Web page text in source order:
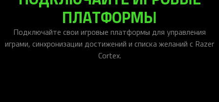
ПЛАТФОРМЫ
Подключайте свои игровые платформы для управления
играми, синхронизации достижений и списка желаний с Razer
Cortex.